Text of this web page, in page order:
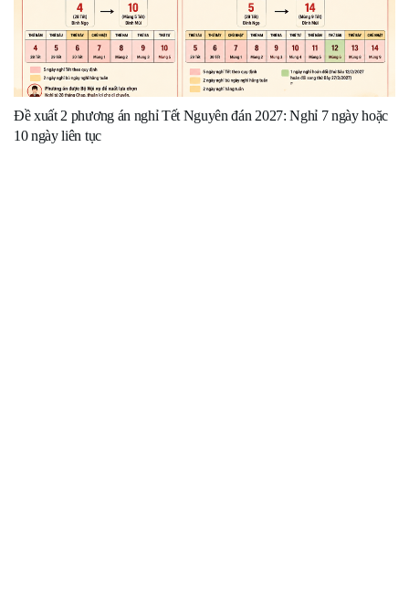
Đề xuất 2 phương án nghỉ Tết Nguyên đán 2027: Nghỉ 7 ngày hoặc
10 ngày liên tục